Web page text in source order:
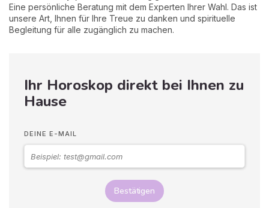
Eine persönliche Beratung mit dem Experten Ihrer Wahl. Das ist
unsere Art, Ihnen für Ihre Treue zu danken und spirituelle
Begleitung für alle zugänglich zu machen.
Ihr Horoskop direkt bei Ihnen zu
Hause
DEINE E-MAIL
Bestätigen